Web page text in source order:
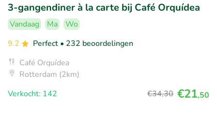
3-gangendiner à la carte bij Café Orquídea
Vandaag Ma
Wo
9.2
Perfect • 232 beoordelingen
Café Orquídea
Rotterdam (2km)
Verkocht: 142
€34,30 €21,50